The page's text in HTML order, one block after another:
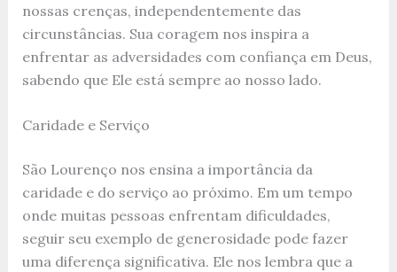
nossas crenças, independentemente das
circunstâncias. Sua coragem nos inspira a
enfrentar as adversidades com confiança em Deus,
sabendo que Ele está sempre ao nosso lado.
Caridade e Serviço
São Lourenço nos ensina a importância da
caridade e do serviço ao próximo. Em um tempo
onde muitas pessoas enfrentam dificuldades,
seguir seu exemplo de generosidade pode fazer
uma diferença significativa. Ele nos lembra que a